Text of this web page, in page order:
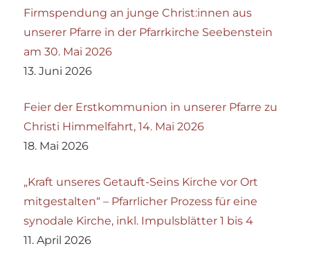
Firmspendung an junge Christ:innen aus
unserer Pfarre in der Pfarrkirche Seebenstein
am 30. Mai 2026
13. Juni 2026
Feier der Erstkommunion in unserer Pfarre zu
Christi Himmelfahrt, 14. Mai 2026
18. Mai 2026
„Kraft unseres Getauft-Seins Kirche vor Ort
mitgestalten“ – Pfarrlicher Prozess für eine
synodale Kirche, inkl. Impulsblätter 1 bis 4
11. April 2026